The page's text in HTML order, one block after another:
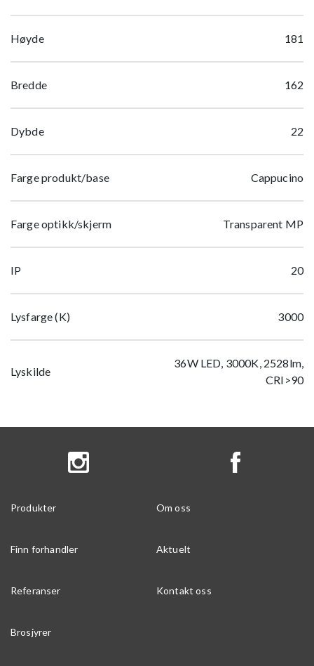
Høyde 181
Bredde 162
Dybde 22
Farge produkt/base Cappucino
Farge optikk/skjerm Transparent MP
IP 20
Lysfarge (K) 3000
Lyskilde
36W LED, 3000K, 2528lm,
CRI>90
Produkter Om oss
Finn forhandler Aktuelt
Referanser Kontakt oss
Brosjyrer